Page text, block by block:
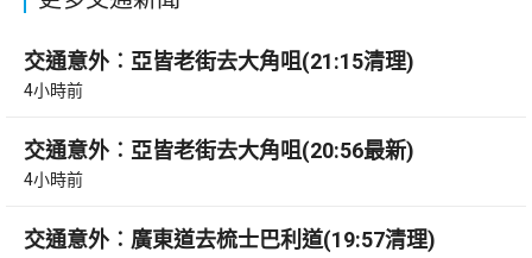
交通意外︰亞皆老街去大角咀(21:15清理)
4小時前
交通意外︰亞皆老街去大角咀(20:56最新)
4小時前
交通意外︰廣東道去梳士巴利道(19:57清理)